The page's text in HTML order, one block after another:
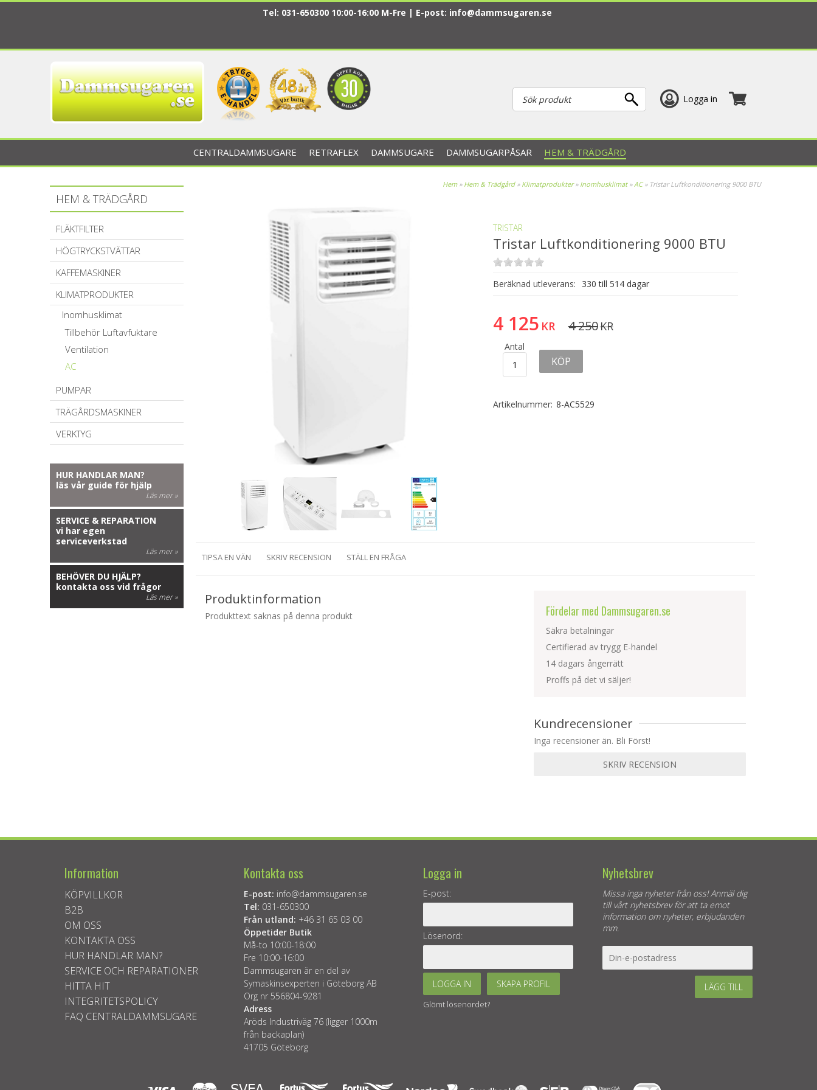
Tel: 031-650300 10:00-16:00 M-Fre | E-post: info@dammsugaren.se
Logga in
CENTRALDAMMSUGARE RETRAFLEX DAMMSUGARE DAMMSUGARPÅSAR HEM & TRÄDGÅRD
HEM & TRÄDGÅRD
FLÄKTFILTER
HÖGTRYCKSTVÄTTAR
KAFFEMASKINER
KLIMATPRODUKTER
Inomhusklimat
Tillbehör Luftavfuktare
Ventilation
AC
PUMPAR
TRÄGÅRDSMASKINER
VERKTYG
HUR HANDLAR MAN?
läs vår guide för hjälp
Läs mer »
SERVICE & REPARATION
vi har egen
serviceverkstad
Läs mer »
BEHÖVER DU HJÄLP?
kontakta oss vid frågor
Läs mer »
Hem» Hem & Trädgård» Klimatprodukter» Inomhusklimat»AC» Tristar Luftkonditionering 9000 BTU
TRISTAR
Tristar Luftkonditionering 9000 BTU
Beräknad utleverans: 330 till 514 dagar
4 125 KR 4 250KR
Antal
KÖP
Artikelnummer: 8-AC5529
TIPSA EN VÄN SKRIV RECENSION STÄLL EN FRÅGA
Produktinformation
Produkttext saknas på denna produkt Fördelar med Dammsugaren.se
Säkra betalningar
Certifierad av trygg E-handel
14 dagars ångerrätt
Proffs på det vi säljer!
Kundrecensioner
Inga recensioner än. Bli Först!
SKRIV RECENSION
Information
KÖPVILLKOR
B2B
OM OSS
KONTAKTA OSS
HUR HANDLAR MAN?
SERVICE OCH REPARATIONER
HITTA HIT
INTEGRITETSPOLICY
FAQ CENTRALDAMMSUGARE
Kontakta oss
E-post: info@dammsugaren.se
Tel: 031-650300
Från utland: +46 31 65 03 00
Öppetider Butik
Må-to 10:00-18:00
Fre 10:00-16:00
Dammsugaren är en del av
Symaskinsexperten i Göteborg AB
Org nr 556804-9281
Adress
Aröds Industriväg 76 (ligger 1000m
från backaplan)
41705 Göteborg
Logga in
E-post:
Lösenord:
LOGGA IN SKAPA PROFIL
Glömt lösenordet?
Nyhetsbrev
Missa inga nyheter från oss! Anmäl dig
till vårt nyhetsbrev för att ta emot
information om nyheter, erbjudanden
mm.
LÄGG TILL